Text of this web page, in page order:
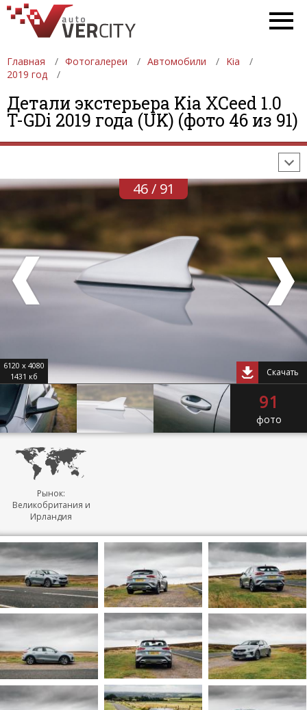
Главная Фотогалереи Автомобили
Kia
2019 год
Детали экстерьера Kia XCeed 1.0
T-GDi 2019 года (UK) (фото 46 из 91)
ФОТОГАЛЕРЕИ АВТОМОБИЛИ
ДЕВУШКИ
АВТОСАЛОНЫ
ФОРМУЛА-1
46 / 91
6120 x 4080
1431 кб
Скачать
91
фото
Рынок:
Великобритания и
Ирландия